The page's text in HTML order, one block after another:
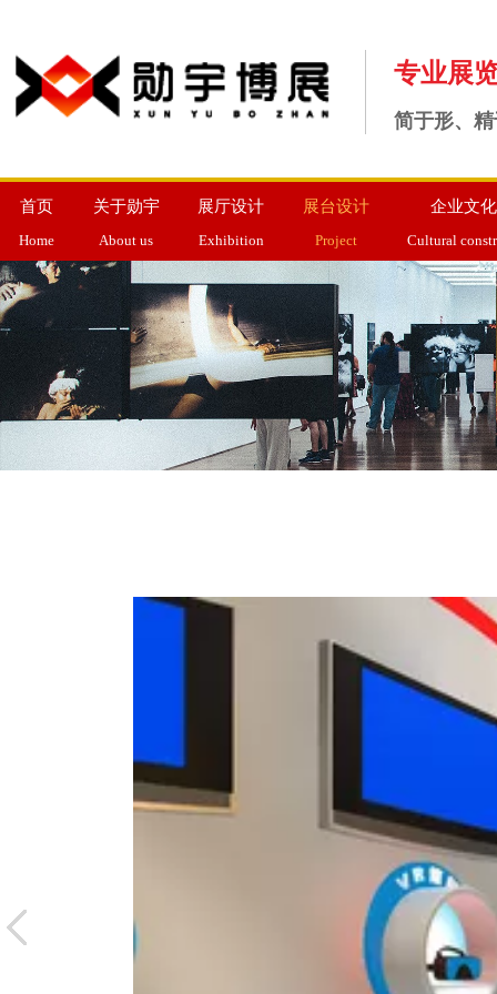
专业展
简于形、
首页
Home
关于勋宇
About us
展厅设计
Exhibition
展台设计
Project
企业文
Cultural